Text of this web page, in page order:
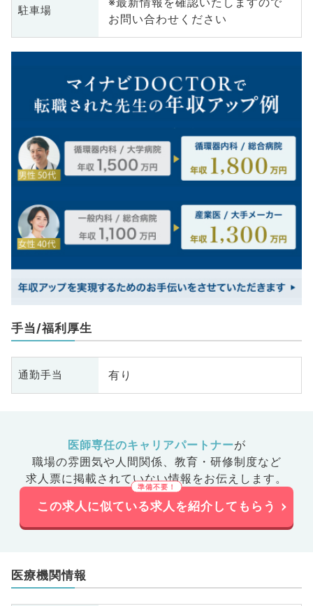
駐車場
お問い合わせください
手当/福利厚生
通勤手当 有り
医師専任のキャリアパートナーが
職場の雰囲気や人間関係、 教育・研修制度など
求人票に掲載されていない情報をお伝えします。
この求人に似ている求人を紹介してもらう
医療機関情報